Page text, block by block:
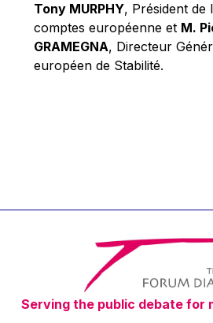
Richard Pelly
Robert Goebbels
Robert REYNDERS
Timothy Radcliffe
Vaclav Klaus
Vassilios Skouris
Vítor Manuel da Silva
Viviane Reding
Tony MURPHY, Président de
comptes européenne et M.
GRAMEGNA, Directeur
européen de Stabilité.
Serving the public debate for